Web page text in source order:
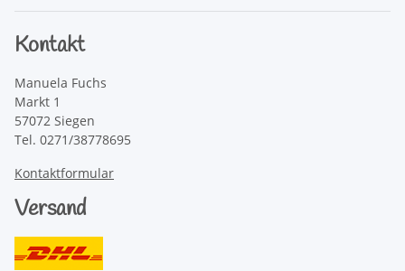
Kontakt
Manuela Fuchs
Markt 1
57072 Siegen
Tel. 0271/38778695
Kontaktformular
Versand